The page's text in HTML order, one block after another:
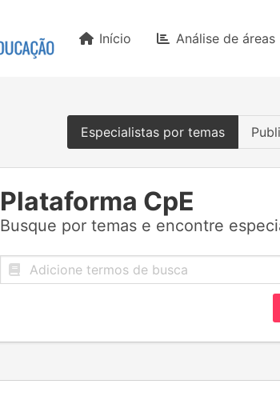
Início Análise de áreas
Especialistas por temas
Plataforma CpE
Busque por temas e encontre